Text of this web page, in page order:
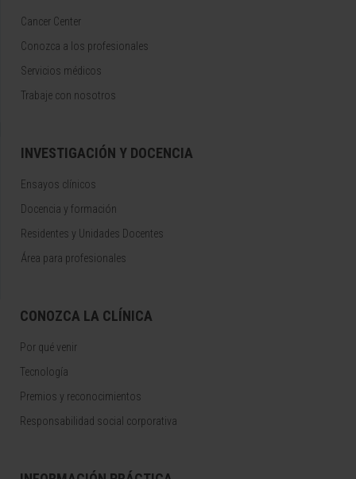
Cancer Center
Conozca a los profesionales
Servicios médicos
Trabaje con nosotros
INVESTIGACIÓN Y DOCENCIA
Ensayos clínicos
Docencia y formación
Residentes y Unidades Docentes
Área para profesionales
CONOZCA LA CLÍNICA
Por qué venir
Tecnología
Premios y reconocimientos
Responsabilidad social corporativa